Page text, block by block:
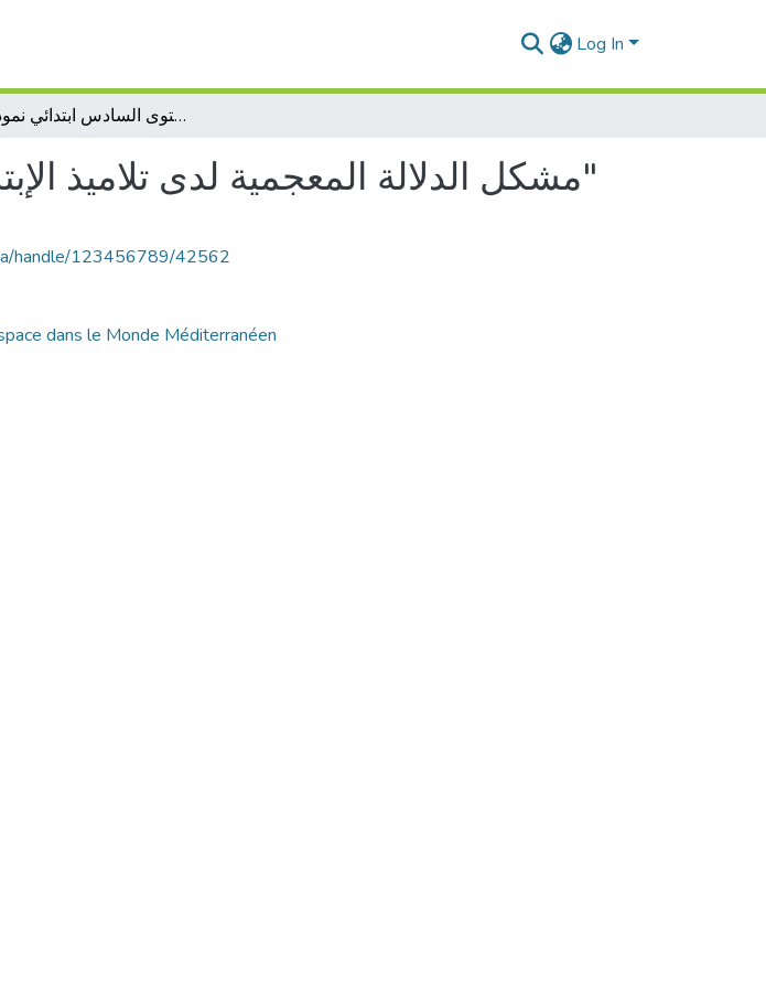
Log In
مشكل الدلالة المعجمية لدى تلاميذ الإبتدائي "المستوى السادس ابتدائي نموذجا"
مشكل الدلالة المعجمية لدى تلاميذ الإبتدائي "المستوى السادس ابتدائي نموذجا"
handle/123456789/42562
dans le Monde Méditerranéen